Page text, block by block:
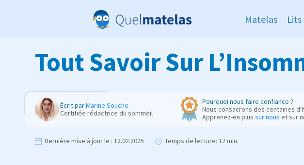
Matelas Lits
Tout Savoir Sur
Écrit parMarine Souche
Certifiée rédactrice du sommeil
Pourquoi nous faire confiance ?
Nous consacrons des centaines
Apprenez-en plus sur nous et sur
Dernière mise à jour le : 12.02.2025 Temps de lecture: 12 min.